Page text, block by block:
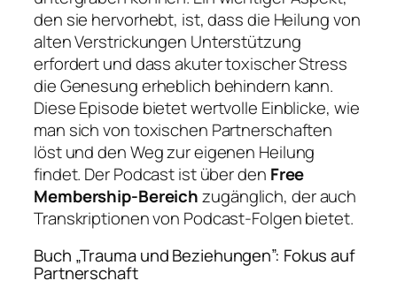
den sie hervorhebt, ist, dass die Heilung von
alten Verstrickungen Unterstützung
erfordert und dass akuter toxischer Stress
die Genesung erheblich behindern kann.
Diese Episode bietet wertvolle Einblicke, wie
man sich von toxischen Partnerschaften
löst und den Weg zur eigenen Heilung
findet. Der Podcast ist über den Free
Membership-Bereichzugänglich, der auch
Transkriptionen von Podcast-Folgen bietet.
Buch „Trauma und Beziehungen”: Fokus auf
Partnerschaft